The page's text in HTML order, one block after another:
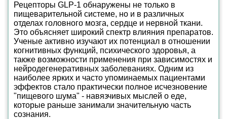
Рецепторы GLP-1 обнаружены не только в
пищеварительной системе, но и в различных
отделах головного мозга, сердце и нервной ткани.
Это объясняет широкий спектр влияния препаратов.
Ученые активно изучают их потенциал в отношении
когнитивных функций, психического здоровья, а
также возможности применения при зависимостях и
нейродегенеративных заболеваниях. Одним из
наиболее ярких и часто упоминаемых пациентами
эффектов стало практически полное исчезновение
"пищевого шума" - навязчивых мыслей о еде,
которые раньше занимали значительную часть
сознания.